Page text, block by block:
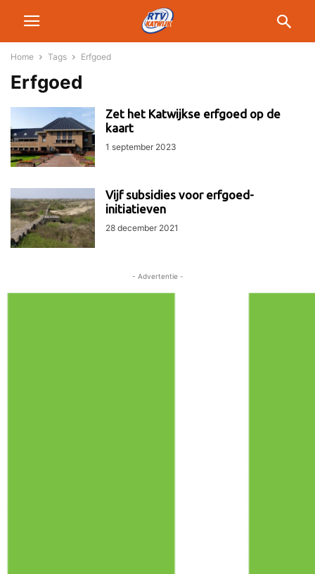
Home Tags Erfgoed
Erfgoed
Zet het Katwijkse erfgoed op de
kaart
1 september 2023
Vijf subsidies voor erfgoed-
initiatieven
28 december 2021
- Advertentie -